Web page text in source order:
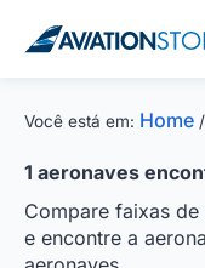
Você está em: Home /
1 aeronaves
Compare faixas
e encontre a